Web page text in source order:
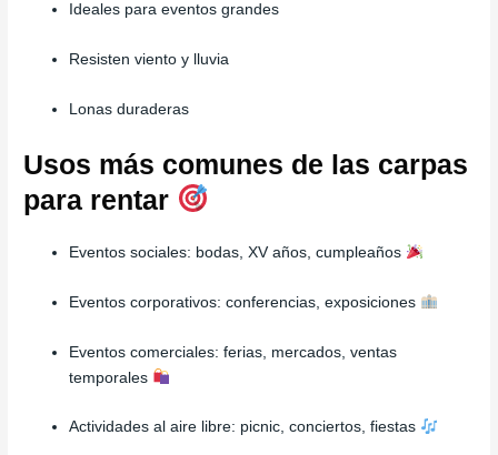
Ideales para eventos grandes
Resisten viento y lluvia
Lonas duraderas
Usos más comunes de las carpas
para rentar
Eventos sociales: bodas, XV años, cumpleaños
Eventos corporativos: conferencias, exposiciones
Eventos comerciales: ferias, mercados, ventas
temporales
Actividades al aire libre: picnic, conciertos, fiestas